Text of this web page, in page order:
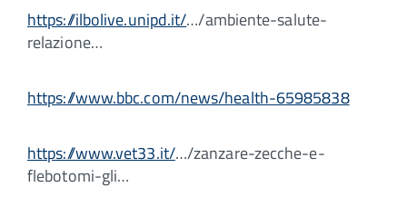
https://ilbolive.unipd.it/…/ambiente-salute-
relazione…
https://www.bbc.com/news/health-65985838
https://www.vet33.it/…/zanzare-zecche-e-
flebotomi-gli…